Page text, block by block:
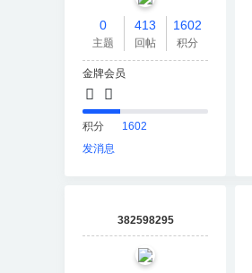
0
主题
413
回帖
1602
积分
金牌会员
积分
1602
发消息
382598295